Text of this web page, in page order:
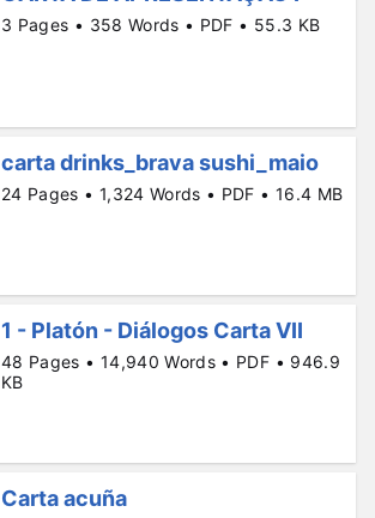
3 Pages • 358 Words • PDF • 55.3 KB
carta drinks_brava sushi_maio
24 Pages • 1,324 Words • PDF • 16.4 MB
1 - Platón - Diálogos Carta VII
48 Pages • 14,940 Words • PDF • 946.9
KB
Carta acuña